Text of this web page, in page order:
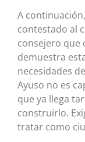
A
contestado al
consejero que
demuestra
necesidades
Ayuso no es
que ya llega
construirlo.
tratar como